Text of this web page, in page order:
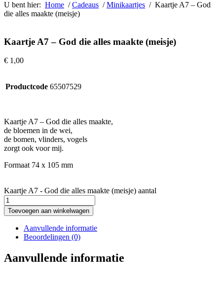
U bent hier: Home /Cadeaus /Minikaartjes / Kaartje A7 – God
die alles maakte (meisje)
Kaartje A7 – God die alles maakte (meisje)
€ 1,00
Productcode 65507529
Kaartje A7 – God die alles maakte,
de bloemen in de wei,
de bomen, vlinders, vogels
zorgt ook voor mij.
Formaat 74 x 105 mm
Kaartje A7 - God die alles maakte (meisje) aantal
Toevoegen aan winkelwagen
Aanvullende informatie
Beoordelingen (0)
Aanvullende informatie